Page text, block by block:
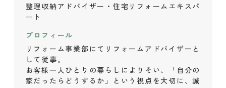
整理収納アドバイザー・住宅リフォームエキスパ
ート
プロフィール
リフォーム事業部にてリフォームアドバイザーと
して従事。
お客様一人ひとりの暮らしによりそい、「自分の
家だったらどうするか」という視点を大切に、誠